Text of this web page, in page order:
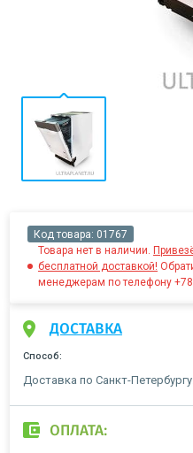
Код товара: 01767
Товара нет в наличии.
бесплатной доставкой!
менеджерам по телефону
ДОСТАВКА
Способ:
Доставка по Санкт-
ОПЛАТА: